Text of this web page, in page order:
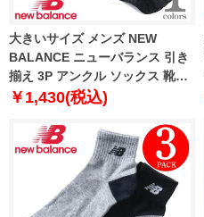
大きいサイズ メンズ NEW
BALANCE ニューバランス 引き
揃え 3P アンクル ソックス 靴下
3枚組 las5033j
￥1,430(税込)